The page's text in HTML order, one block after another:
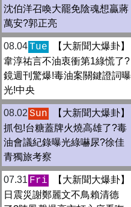
沈伯洋召喚大罷免陰魂想贏蔣
萬安?郭正亮
08.04Tue
【大新聞大爆卦】
韋淳祐言不油衷衝第1綠慌了?
鏡週刊驚爆!毒油案關鍵證詞曝
光!中央
08.02 Sun
【大新聞大爆卦】
抓包!台糖蓋牌火燒高雄了?毒
油會議紀錄曝光綠嚇尿?徐佳
青獨旅考察
07.31 Fri
【大新聞大爆卦】
日震災謝鄭麗文不鳥賴清德